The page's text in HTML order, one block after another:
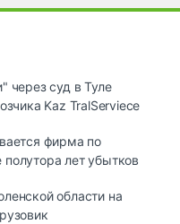
через суд в Туле
Kaz TralServiece
фирма по
лет убытков
области на